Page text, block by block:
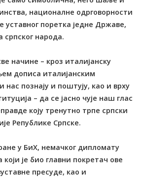
националне одрговорности
уставног поретка једне Државе,
српског народа.
начине – кроз италијанску
дописа италијанским
нас познају и поштују, као и врху
– да се јасно чује наш глас
коју тренутно трпе српски
Републике Српске.
у БиХ, немачког дипломату
је био главни покретач ове
пресуде, као и